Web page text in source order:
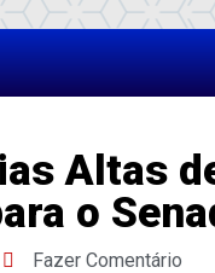
Altas
o
Fazer Comentário